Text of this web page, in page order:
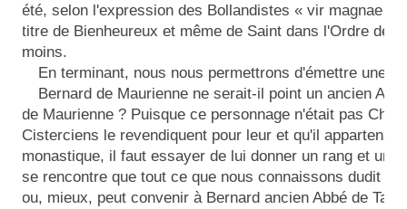
été, selon l'expression des Bollandistes « vir magnae
titre de Bienheureux et même de Saint dans l'Ordre de
moins.
En terminant, nous nous permettrons d'émettre une
Bernard de Maurienne ne serait-il point un ancien
de Maurienne ? Puisque ce personnage n'était pas
Cisterciens le revendiquent pour leur et qu'il appartenait
monastique, il faut essayer de lui donner un rang et
se rencontre que tout ce que nous connaissons dudit
ou, mieux, peut convenir à Bernard ancien Abbé de